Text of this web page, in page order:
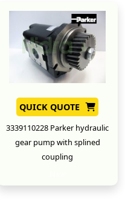
QUICK QUOTE
3339110228 Parker hydraulic
gear pump with splined
coupling